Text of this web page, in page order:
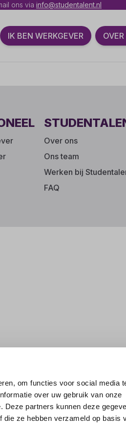
om functies voor social media
over uw gebruik van onze
partners kunnen deze
ze hebben verzameld op basis
ons via info@studentalent.nl
IK BEN WERKGEVER
Over ons
Ons team
Werken bij
FAQ